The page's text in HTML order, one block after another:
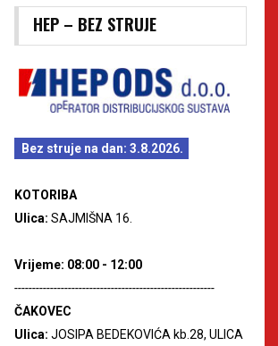
HEP – BEZ STRUJE
Bez struje na dan: 3.8.2026.
KOTORIBA
Ulica: SAJMIŠNA 16.
Vrijeme: 08:00 - 12:00
--------------------------------------------------------
ČAKOVEC
Ulica: JOSIPA BEDEKOVIĆA kb.28, ULICA